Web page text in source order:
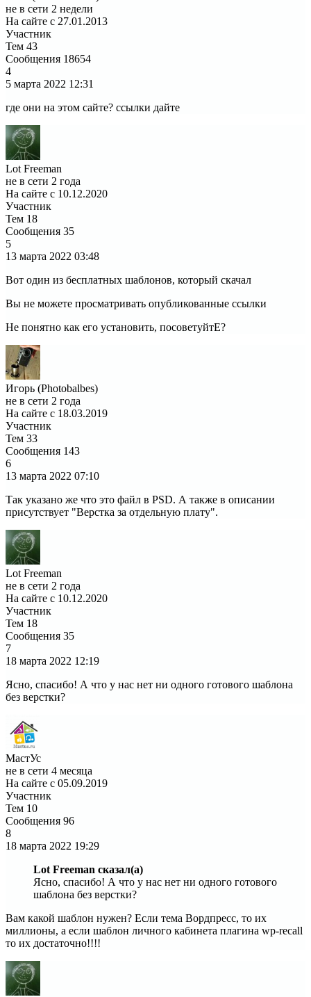
не в сети 2 недели
На сайте с 27.01.2013
Участник
Тем 43
Сообщения 18654
4
5 марта 2022 12:31
где они на этом сайте? ссылки дайте
Lot Freeman
не в сети 2 года
На сайте с 10.12.2020
Участник
Тем 18
Сообщения 35
5
13 марта 2022 03:48
Вот один из бесплатных шаблонов, который скачал
Вы не можете просматривать опубликованные ссылки
Не понятно как его установить, посоветуйтЕ?
Игорь (Photobalbes)
не в сети 2 года
На сайте с 18.03.2019
Участник
Тем 33
Сообщения 143
6
13 марта 2022 07:10
Так указано же что это файл в PSD. А также в описании
присутствует "Верстка за отдельную плату".
Lot Freeman
не в сети 2 года
На сайте с 10.12.2020
Участник
Тем 18
Сообщения 35
7
18 марта 2022 12:19
Ясно, спасибо! А что у нас нет ни одного готового шаблона
без верстки?
МастУс
не в сети 4 месяца
На сайте с 05.09.2019
Участник
Тем 10
Сообщения 96
8
18 марта 2022 19:29
Lot Freeman сказал(а)
Ясно, спасибо! А что у нас нет ни одного готового
шаблона без верстки?
Вам какой шаблон нужен? Если тема Вордпресс, то их
миллионы, а если шаблон личного кабинета плагина wp-recall
то их достаточно!!!!